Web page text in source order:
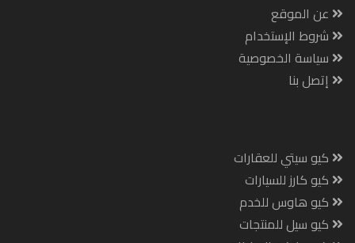
عن الموقع
شروط الإستخدام
سياسة الخصوصية
إتصل بنا
كيو سيتي للعقارات
كيو كارز للسيارات
كيو هاوس للخدم
كيو سيل للمنتجات